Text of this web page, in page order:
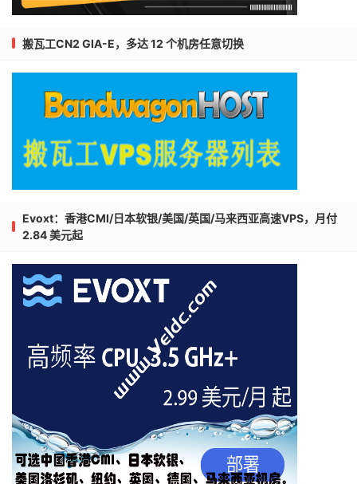
搬瓦工CN2 GIA-E，多达 12 个机房任意切换
Evoxt：香港CMI/日本软银/美国/英国/马来西亚高速VPS，月付
2.84 美元起